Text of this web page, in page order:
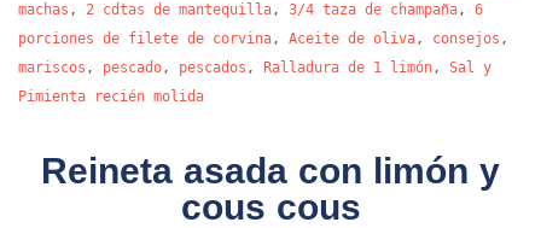
machas , 2 cdtas de mantequilla, 3/4 taza de champaña, 6
porciones de filete de corvina, Aceite de oliva, consejos ,
mariscos , pescado, pescados , Ralladura de 1 limón, Sal y
Pimienta recién molida
Reineta asada con limón y
cous cous